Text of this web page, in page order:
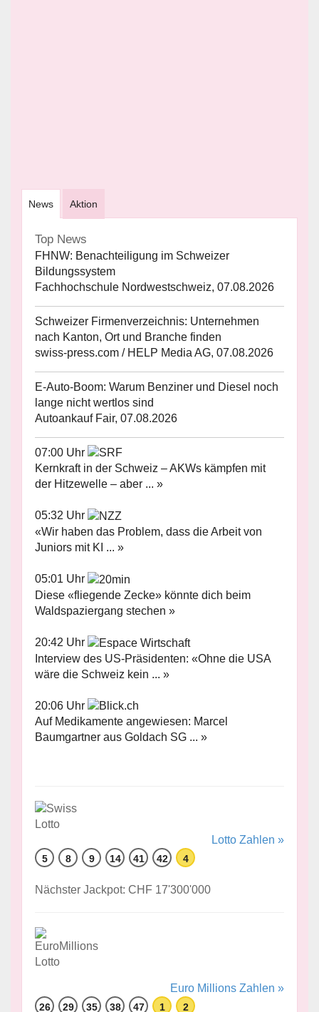
News Aktion
Top News
FHNW: Benachteiligung im Schweizer
Bildungssystem
Fachhochschule Nordwestschweiz, 07.08.2026
Schweizer Firmenverzeichnis: Unternehmen
nach Kanton, Ort und Branche finden
swiss-press.com / HELP Media AG, 07.08.2026
E-Auto-Boom: Warum Benziner und Diesel noch
lange nicht wertlos sind
Autoankauf Fair, 07.08.2026
07:00 Uhr
Kernkraft in der Schweiz – AKWs kämpfen mit
der Hitzewelle – aber ... »
05:32 Uhr
«Wir haben das Problem, dass die Arbeit von
Juniors mit KI ... »
05:01 Uhr
Diese «fliegende Zecke» könnte dich beim
Waldspaziergang stechen »
20:42 Uhr
Interview des US-Präsidenten: «Ohne die USA
wäre die Schweiz kein ... »
20:06 Uhr
Auf Medikamente angewiesen: Marcel
Baumgartner aus Goldach SG ... »
Lotto Zahlen »
5 8 9 14 41 42 4
Nächster Jackpot: CHF 17'300'000
Euro Millions Zahlen »
26 29 35 38 47 1 2